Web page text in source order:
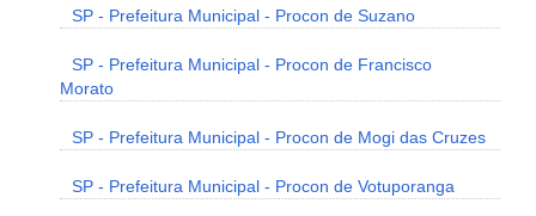
SP - Prefeitura Municipal - Procon de Suzano
SP - Prefeitura Municipal - Procon de Francisco
Morato
SP - Prefeitura Municipal - Procon de Mogi das Cruzes
SP - Prefeitura Municipal - Procon de Votuporanga